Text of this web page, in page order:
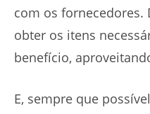
com os fornecedores.
obter os itens
benefício,
E, sempre que